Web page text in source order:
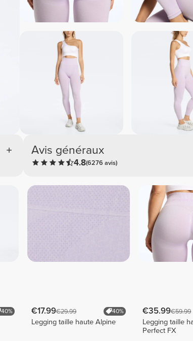
Avis généraux
4.8(6276 avis)
40% €17.99€29.99 40%
Legging taille haute Alpine
€35.99€59.99
Legging taille
Perfect FX